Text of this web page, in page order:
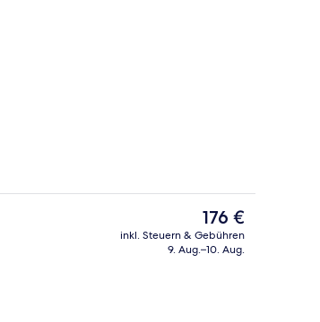
Der
aktuelle
Preis
176 €
inkl. Steuern & Gebühren
9. Aug.–10. Aug.